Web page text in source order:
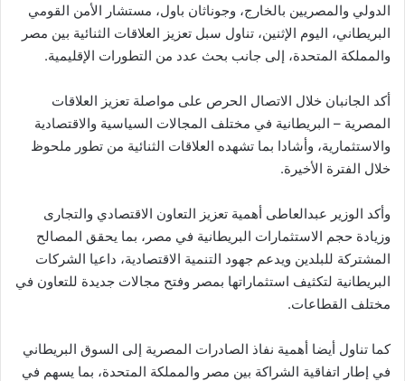
الدولي والمصريين بالخارج، وجوناثان باول، مستشار الأمن القومي
البريطاني، اليوم الإثنين، تناول سبل تعزيز العلاقات الثنائية بين مصر
والمملكة المتحدة، إلى جانب بحث عدد من التطورات الإقليمية.
أكد الجانبان خلال الاتصال الحرص على مواصلة تعزيز العلاقات
المصرية – البريطانية في مختلف المجالات السياسية والاقتصادية
والاستثمارية، وأشادا بما تشهده العلاقات الثنائية من تطور ملحوظ
خلال الفترة الأخيرة.
وأكد الوزير عبدالعاطى أهمية تعزيز التعاون الاقتصادي والتجارى
وزيادة حجم الاستثمارات البريطانية في مصر، بما يحقق المصالح
المشتركة للبلدين ويدعم جهود التنمية الاقتصادية، داعيا الشركات
البريطانية لتكثيف استثماراتها بمصر وفتح مجالات جديدة للتعاون في
مختلف القطاعات.
كما تناول أيضا أهمية نفاذ الصادرات المصرية إلى السوق البريطاني
في إطار اتفاقية الشراكة بين مصر والمملكة المتحدة، بما يسهم في